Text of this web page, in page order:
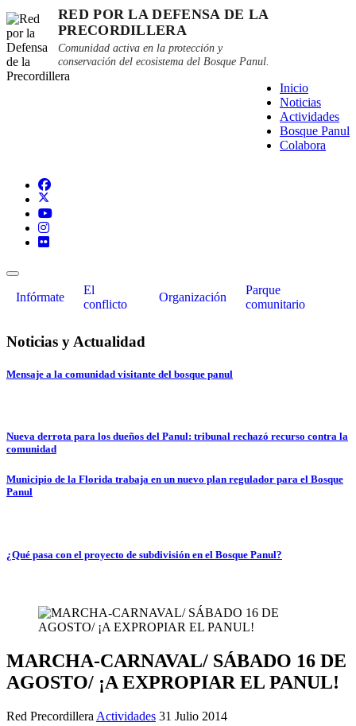
RED POR LA DEFENSA DE LA
PRECORDILLERA
Comunidad activa en la protección y
conservación del ecosistema del Bosque Panul.
Inicio
Noticias
Actividades
Bosque Panul
Colabora
Infórmate
El
conflicto
Organización
Parque
comunitario
Noticias y Actualidad
Mensaje a la comunidad visitante del bosque panul
Nueva derrota para los dueños del Panul: tribunal rechazó recurso contra la
comunidad
Municipio de la Florida trabaja en un nuevo plan regulador para el Bosque
Panul
¿Qué pasa con el proyecto de subdivisión en el Bosque Panul?
MARCHA-CARNAVAL/ SÁBADO 16 DE
AGOSTO/ ¡A EXPROPIAR EL PANUL!
Red Precordillera Actividades 31 Julio 2014